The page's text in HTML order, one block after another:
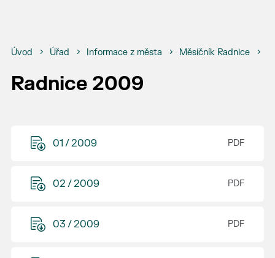
Úvod Úřad Informace z města Měsíčník Radnice
Radnice 2009
01 / 2009
02 / 2009
03 / 2009